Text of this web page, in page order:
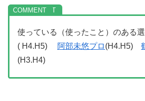
使っている（使ったこと）のある
( H4.H5)
阿部未悠プロ (H4.H5)
(H3.H4)